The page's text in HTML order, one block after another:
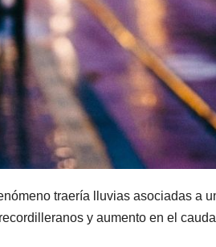
traería lluvias asociadas a
y aumento en el